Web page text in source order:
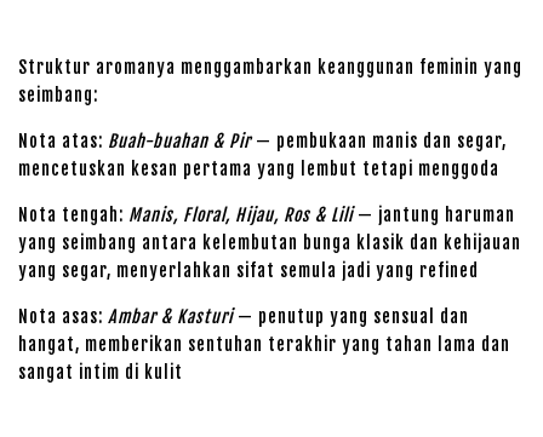
Struktur aromanya menggambarkan keanggunan feminin yang
seimbang:
Nota atas: Buah-buahan & Pir— pembukaan manis dan segar,
mencetuskan kesan pertama yang lembut tetapi menggoda
Nota tengah: Manis, Floral, Hijau, Ros & Lili— jantung haruman
yang seimbang antara kelembutan bunga klasik dan kehijauan
yang segar, menyerlahkan sifat semula jadi yang refined
Nota asas: Ambar & Kasturi— penutup yang sensual dan
hangat, memberikan sentuhan terakhir yang tahan lama dan
sangat intim di kulit